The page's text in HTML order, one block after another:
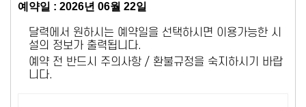
예약일 : 2026년 06월 22일
달력에서 원하시는 예약일을 선택하시면 이용가능한 시
설의 정보가 출력됩니다.
예약 전 반드시 주의사항 / 환불규정을 숙지하시기 바랍
니다.